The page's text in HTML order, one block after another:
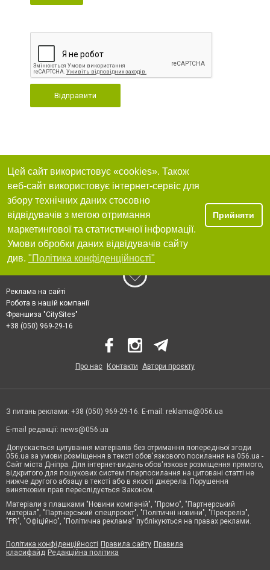
Відправити
Цей сайт використовує «cookies». Також
веб-сайт використовує інтернет-сервіс для
збору технічних даних стосовно
відвідувачів з метою отримання
маркетингової та статистичної інформації.
Умови обробки даних відвідувачів сайту
див. "Політика конфіденційності"
Прийняти
Реклама на сайті
Робота в нашій компанії
Франшиза "CitySites"
+38 (050) 969-29-16
Про нас Контакти Автори проєкту
З питань реклами: +38 (050) 969-29-16. E-mail: reklama@056.ua
E-mail редакції: news@056.ua
Допускається цитування матеріалів без отримання попередньої згоди
056.ua за умови розміщення в тексті обов'язкового посилання на 056.ua -
Сайт міста Дніпра. Для інтернет-видань обов'язкове розміщення прямого,
відкритого для пошукових систем гіперпосилання на цитовані статті не
нижче другого абзацу в тексті або в якості джерела. Порушення
виняткових прав переслідується Законом.
Матеріали з плашками "Новини компаній", "Промо", "Партнерський
матеріал", "Партнерський спецпроєкт", "Політичні новини", "Пресреліз",
"PR", "Офіційно", "Політична реклама" публікуються на правах реклами.
Політика конфіденційності Правила сайту Правила
класифайд Редакційна політика